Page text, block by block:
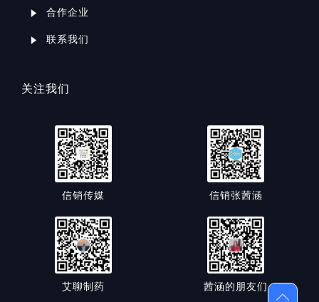
合作企业
联系我们
关注我们
信销传媒 信销张茜涵
艾聊制药 茜涵的朋友们